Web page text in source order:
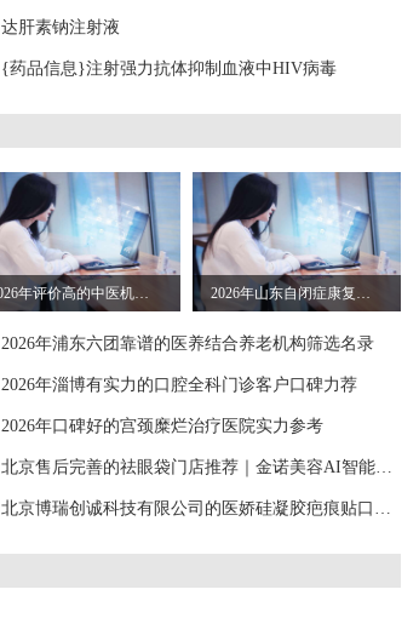
达肝素钠注射液
{药品信息}注射强力抗体抑制血液中HIV病毒
2026年评价高的中医机构挑选全攻略 2026年山东自闭症康复机构行业从业资质等级排行
2026年浦东六团靠谱的医养结合养老机构筛选名录
2026年淄博有实力的口腔全科门诊客户口碑力荐
2026年口碑好的宫颈糜烂治疗医院实力参考
北京售后完善的祛眼袋门店推荐｜金诺美容AI智能测肤定制抗衰方案与透明报价
北京博瑞创诚科技有限公司的医娇硅凝胶疤痕贴口碑好吗